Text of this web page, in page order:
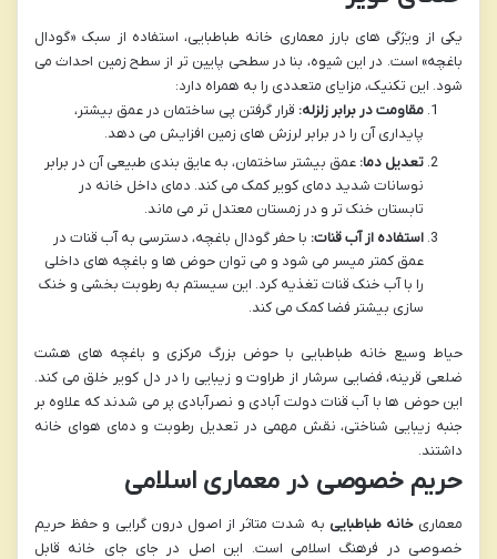
یکی از ویژگی های بارز معماری خانه طباطبایی، استفاده از سبک «گودال
باغچه» است. در این شیوه، بنا در سطحی پایین تر از سطح زمین احداث می
شود. این تکنیک، مزایای متعددی را به همراه دارد:
مقاومت در برابر زلزله: قرار گرفتن پی ساختمان در عمق بیشتر،
پایداری آن را در برابر لرزش های زمین افزایش می دهد.
تعدیل دما: عمق بیشتر ساختمان، به عایق بندی طبیعی آن در برابر
نوسانات شدید دمای کویر کمک می کند. دمای داخل خانه در
تابستان خنک تر و در زمستان معتدل تر می ماند.
استفاده از آب قنات: با حفر گودال باغچه، دسترسی به آب قنات در
عمق کمتر میسر می شود و می توان حوض ها و باغچه های داخلی
را با آب خنک قنات تغذیه کرد. این سیستم به رطوبت بخشی و خنک
سازی بیشتر فضا کمک می کند.
حیاط وسیع خانه طباطبایی با حوض بزرگ مرکزی و باغچه های هشت
ضلعی قرینه، فضایی سرشار از طراوت و زیبایی را در دل کویر خلق می کند.
این حوض ها با آب قنات دولت آبادی و نصرآبادی پر می شدند که علاوه بر
جنبه زیبایی شناختی، نقش مهمی در تعدیل رطوبت و دمای هوای خانه
داشتند.
حریم خصوصی در معماری اسلامی
معماریخانه طباطبایی به شدت متاثر از اصول درون گرایی و حفظ حریم
خصوصی در فرهنگ اسلامی است. این اصل در جای جای خانه قابل